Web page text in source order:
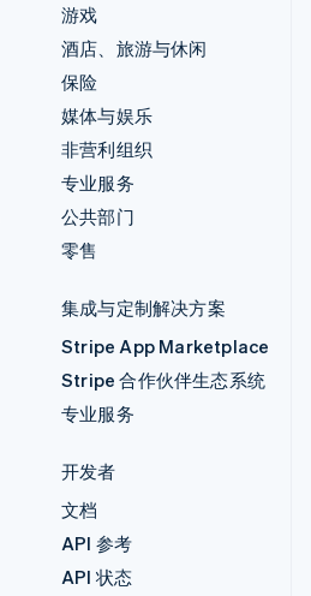
游戏
酒店、旅游与休闲
保险
媒体与娱乐
非营利组织
专业服务
公共部门
零售
集成与定制解决方案
Stripe App Marketplace
Stripe 合作伙伴生态系统
专业服务
开发者
文档
API 参考
API 状态